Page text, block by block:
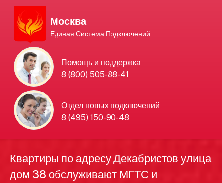
Москва
Единая Система Подключений
Помощь и поддержка
8 (800) 505-88-41
Отдел новых подключений
8 (495) 150-90-48
Единая Система
Подключений
нового интернета и
телевидения в Москве
Квартиры по адресу Декабристов улица
дом 38 обслуживают МГТС и